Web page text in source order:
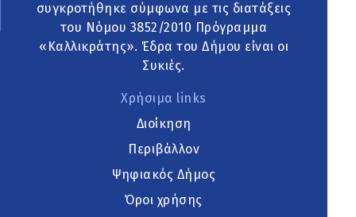
συγκροτήθηκε σύμφωνα με τις διατάξεις
του Νόμου 3852/2010 Πρόγραμμα
«Καλλικράτης». Έδρα του Δήμου είναι οι
Συκιές.
Χρήσιμα links
Διοίκηση
Περιβάλλον
Ψηφιακός Δήμος
Όροι χρήσης